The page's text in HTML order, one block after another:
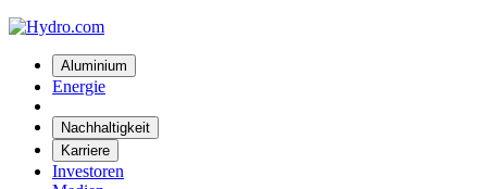
Aluminium
Energie
Nachhaltigkeit
Karriere
Investoren